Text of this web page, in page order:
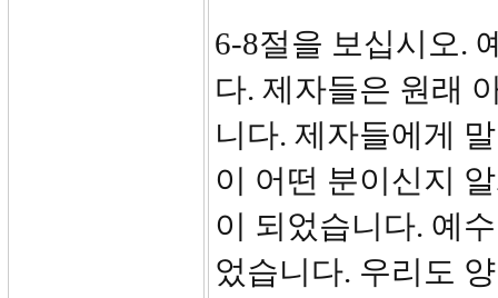
6-8절을 보십시오.
다. 제자들은 원래
니다. 제자들에게
이 어떤 분이신지
이 되었습니다. 예
었습니다. 우리도